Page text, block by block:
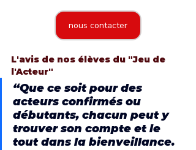
nous contacter
L'avis de nos élèves du "Jeu de
l'Acteur"
“Que ce soit pour des
acteurs confirmés ou
débutants, chacun peut y
trouver son compte et le
tout dans la bienveillance.